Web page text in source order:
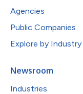
Agencies
Public Companies
Explore by Industry
Newsroom
Industries